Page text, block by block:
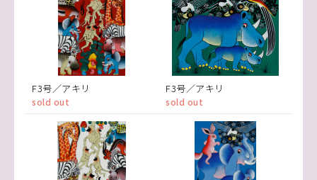
F3号／アキリ
sold out
F3号／アキリ
sold out